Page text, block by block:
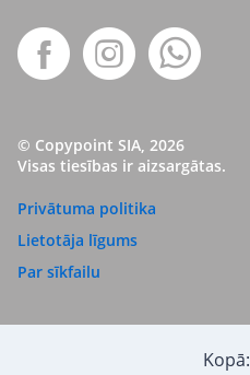
Kopā:
© Copypoint SIA, 2026
Visas tiesības ir aizsargātas.
Privātuma politika
Lietotāja līgums
Par sīkfailu